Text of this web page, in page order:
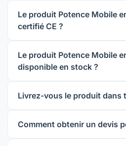
Le produit Potence Mobile
certifié CE ?
Le produit Potence Mobile
disponible en stock ?
Livrez-vous le produit dans
Comment obtenir un devis